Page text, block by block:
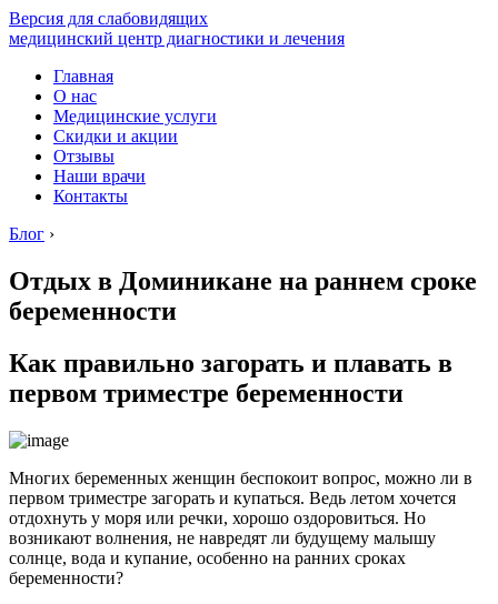
Версия для слабовидящих
медицинский центр диагностики и лечения
Главная
О нас
Медицинские услуги
Скидки и акции
Отзывы
Наши врачи
Контакты
Блог ›
Отдых в Доминикане на раннем сроке
беременности
Как правильно загорать и плавать в
первом триместре беременности
Многих беременных женщин беспокоит вопрос, можно ли в
первом триместре загорать и купаться. Ведь летом хочется
отдохнуть у моря или речки, хорошо оздоровиться. Но
возникают волнения, не навредят ли будущему малышу
солнце, вода и купание, особенно на ранних сроках
беременности?